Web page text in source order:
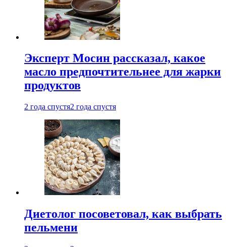
Эксперт Мосин рассказал, какое
масло предпочтительнее для жарки
продуктов
2 года спустя2 года спустя
Диетолог посоветовал, как выбрать
пельмени